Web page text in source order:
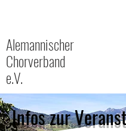
Alemannischer
Chorverband
e.V.
Infos zur